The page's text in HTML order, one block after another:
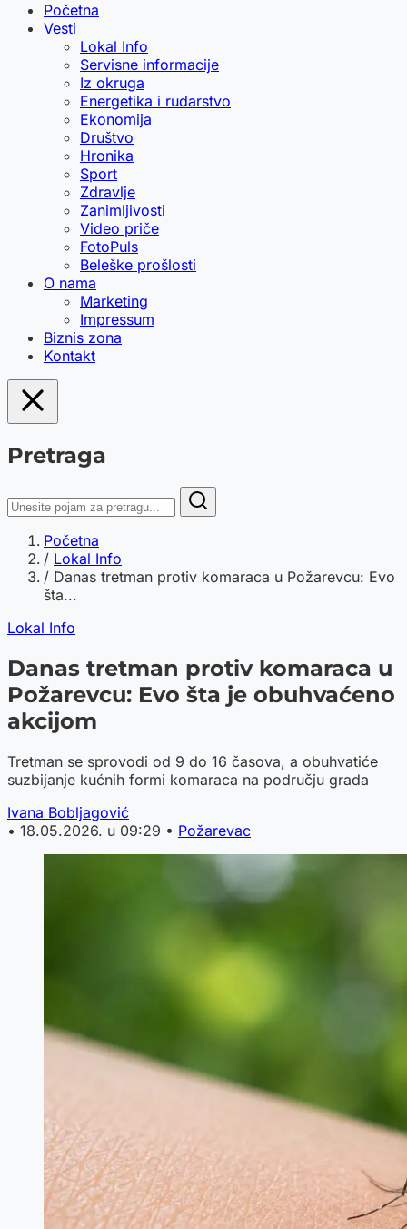
Početna
Vesti
Lokal Info
Servisne informacije
Iz okruga
Energetika i rudarstvo
Ekonomija
Društvo
Hronika
Sport
Zdravlje
Zanimljivosti
Video priče
FotoPuls
Beleške prošlosti
O nama
Marketing
Impressum
Biznis zona
Kontakt
Pretraga
Početna
/ Lokal Info
/ Danas tretman protiv komaraca u Požarevcu: Evo
šta...
Lokal Info
Danas tretman protiv komaraca u
Požarevcu: Evo šta je obuhvaćeno
akcijom
Tretman se sprovodi od 9 do 16 časova, a obuhvatiće
suzbijanje kućnih formi komaraca na području grada
Ivana Bobljagović
• 18.05.2026. u 09:29 • Požarevac